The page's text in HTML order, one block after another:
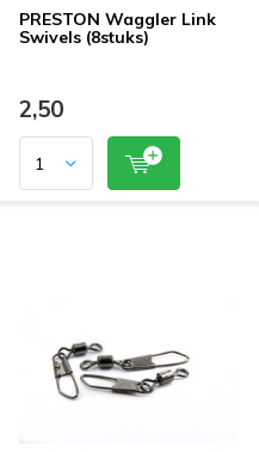
PRESTON Waggler Link
Swivels (8stuks)
2,50